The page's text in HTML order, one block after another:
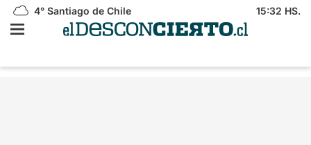
4° Santiago de Chile 15:32 HS.